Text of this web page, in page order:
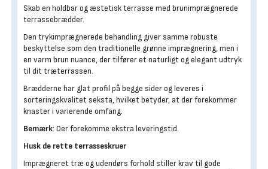
Skab en holdbar og æstetisk terrasse med brunimprægnerede
terrassebrædder.
Den trykimprægnerede behandling giver samme robuste
beskyttelse som den traditionelle grønne imprægnering, men i
en varm brun nuance, der tilfører et naturligt og elegant udtryk
til dit træterrassen.
Brædderne har glat profil på begge sider og leveres i
sorteringskvalitet seksta, hvilket betyder, at der forekommer
knaster i varierende omfang.
Bemærk: Der forekomme ekstra leveringstid.
Husk de rette terrasseskruer
Imprægneret træ og udendørs forhold stiller krav til gode